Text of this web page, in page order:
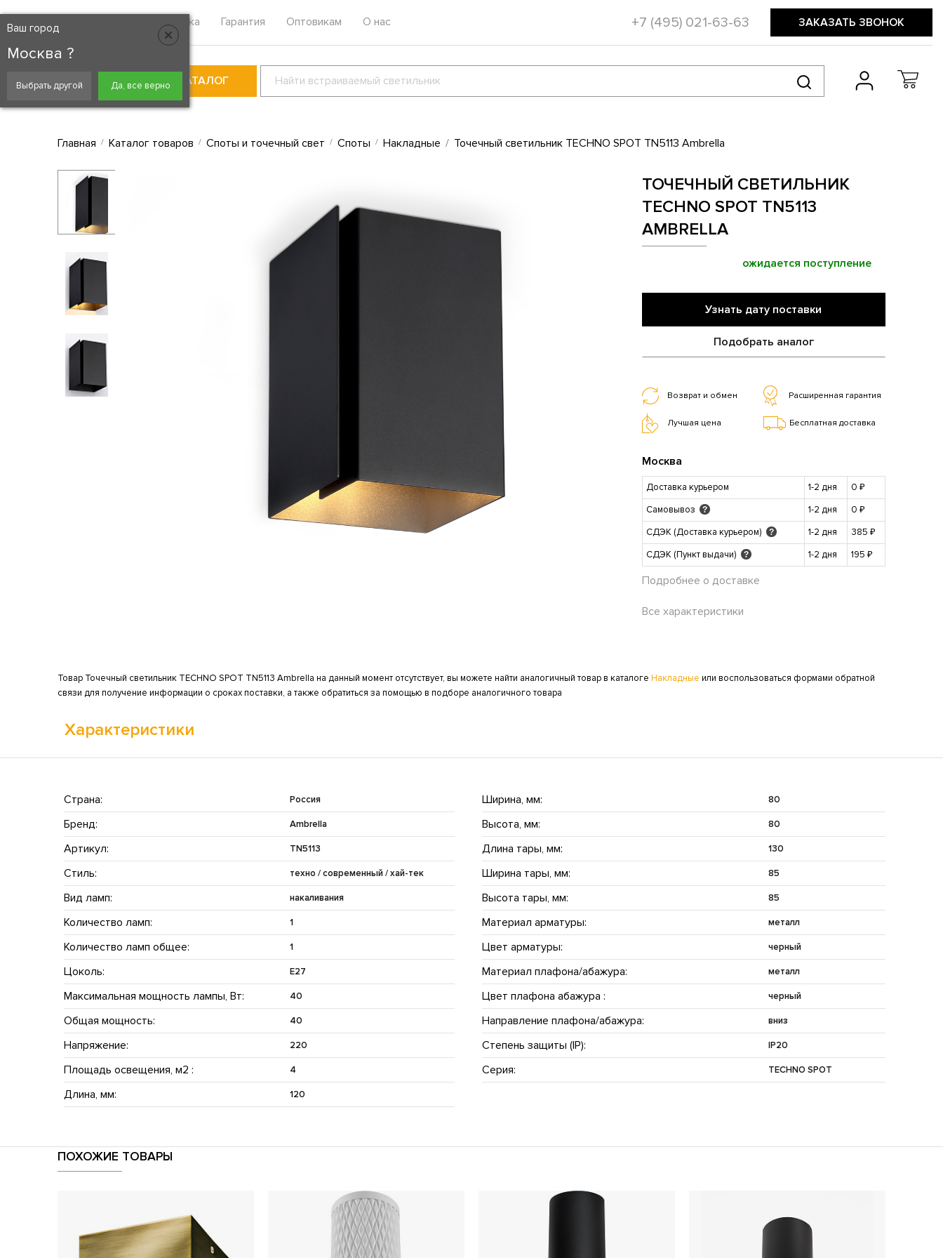
Москва
Ваш город
Москва ?
Выбрать другой Да, все верно
Доставка Гарантия Оптовикам О нас +7 (495) 021-63-63 ЗАКАЗАТЬ ЗВОНОК
КАТАЛОГ
Главная Каталог товаров Споты и точечный свет Споты Накладные Точечный светильник TECHNO SPOT TN5113 Ambrella
ТОЧЕЧНЫЙ СВЕТИЛЬНИК
TECHNO SPOT TN5113
AMBRELLA
ожидается поступление
Узнать дату поставки
Подобрать аналог
Возврат и обмен Расширенная гарантия
Лучшая цена Бесплатная доставка
Москва
Доставка курьером 1-2 дня
0 ₽
Самовывоз
? 1-2 дня
0 ₽
СДЭК (Доставка курьером)
? 1-2 дня
385 ₽
СДЭК (Пункт выдачи)
? 1-2 дня 195 ₽
Подробнее о доставке
Все характеристики
Товар Точечный светильник TECHNO SPOT TN5113 Ambrella на данный момент отсутствует, вы можете найти аналогичный товар в каталоге Накладные или воспользоваться формами обратной
связи для получение информации о сроках поставки, а также обратиться за помощью в подборе аналогичного товара
Характеристики
Страна: Россия
Бренд: Ambrella
Артикул: TN5113
Стиль: техно / современный / хай-тек
Вид ламп: накаливания
Количество ламп: 1
Количество ламп общее: 1
Цоколь: E27
Максимальная мощность лампы, Вт: 40
Общая мощность: 40
Напряжение: 220
Площадь освещения, м2 : 4
Длина, мм: 120
Ширина, мм: 80
Высота, мм: 80
Длина тары, мм: 130
Ширина тары, мм: 85
Высота тары, мм: 85
Материал арматуры: металл
Цвет арматуры: черный
Материал плафона/абажура: металл
Цвет плафона абажура : черный
Направление плафона/абажура: вниз
Степень защиты (IP): IP20
Серия: TECHNO SPOT
ПОХОЖИЕ ТОВАРЫ